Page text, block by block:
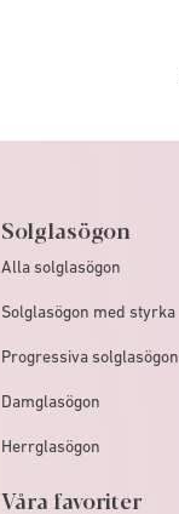
Solglasögon
Alla solglasögon
Solglasögon med styrka
Progressiva solglasögon
Damglasögon
Herrglasögon
Våra favoriter